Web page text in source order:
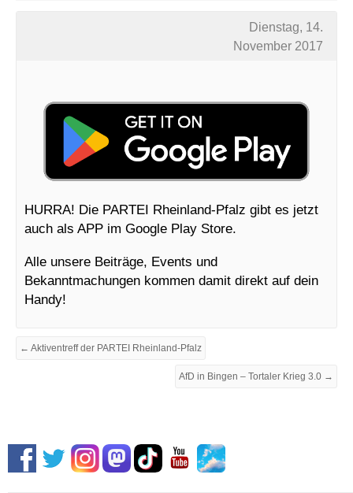
Dienstag, 14.
November 2017
HURRA! Die PARTEI Rheinland-Pfalz gibt es jetzt
auch als APP im Google Play Store.
Alle unsere Beiträge, Events und
Bekanntmachungen kommen damit direkt auf dein
Handy!
← Aktiventreff der PARTEI Rheinland-Pfalz
AfD in Bingen – Tortaler Krieg 3.0 →